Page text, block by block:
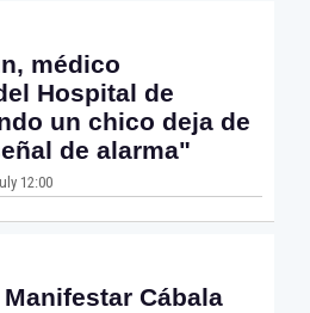
médico
Hospital de
un chico deja de
de alarma"
12:00
Cábala